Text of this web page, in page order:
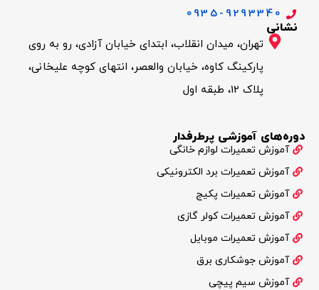
0935-9293340
نشانی
تهران، میدان انقلاب، ابتدای خیابان آزادی، رو به روی
پارکینگ کاوه، خیابان والعصر، انتهای کوچه علیخانی،
پلاک 12، طبقه اول
دوره‌های آموزشی پرطرفدار
آموزش تعمیرات لوازم خانگی
آموزش تعمیرات برد الکترونیکی
آموزش تعمیرات پکیج
آموزش تعمیرات کولر گازی
آموزش تعمیرات موبایل
آموزش جوشکاری برق
آموزش سیم پیچی